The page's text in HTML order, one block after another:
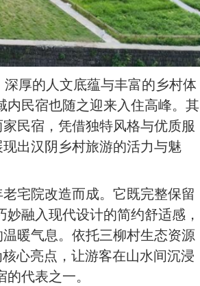
厚的人文底蕴与丰富的乡村体
民宿也随之迎来入住高峰。其
家民宿，凭借独特风格与优质服
出汉阴乡村旅游的活力与魅
宅院改造而成。它既完整保留
融入现代设计的简约舒适感，
暖气息。依托三柳村生态资源
心亮点，让游客在山水间沉浸
代表之一。